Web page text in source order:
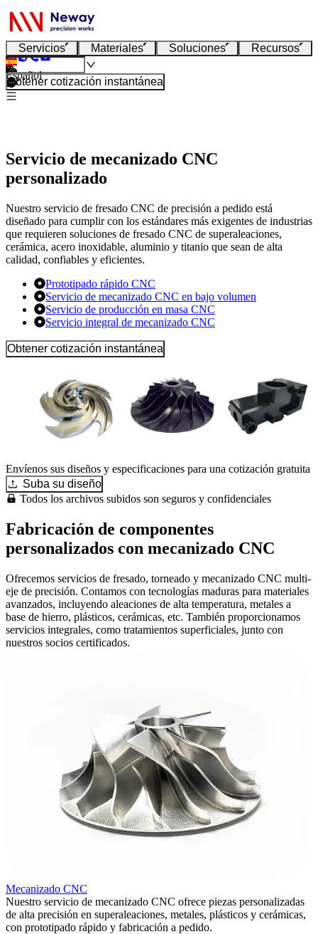
Servicios Materiales Soluciones Recursos
Español
Obtener cotización instantánea
Servicio de mecanizado CNC
personalizado
Nuestro servicio de fresado CNC de precisión a pedido está
diseñado para cumplir con los estándares más exigentes de industrias
que requieren soluciones de fresado CNC de superaleaciones,
cerámica, acero inoxidable, aluminio y titanio que sean de alta
calidad, confiables y eficientes.
Prototipado rápido CNC
Servicio de mecanizado CNC en bajo volumen
Servicio de producción en masa CNC
Servicio integral de mecanizado CNC
Obtener cotización instantánea
Envíenos sus diseños y especificaciones para una cotización gratuita
Suba su diseño
Todos los archivos subidos son seguros y confidenciales
Fabricación de componentes
personalizados con mecanizado CNC
Ofrecemos servicios de fresado, torneado y mecanizado CNC multi-
eje de precisión. Contamos con tecnologías maduras para materiales
avanzados, incluyendo aleaciones de alta temperatura, metales a
base de hierro, plásticos, cerámicas, etc. También proporcionamos
servicios integrales, como tratamientos superficiales, junto con
nuestros socios certificados.
Mecanizado CNC
Nuestro servicio de mecanizado CNC ofrece piezas personalizadas
de alta precisión en superaleaciones, metales, plásticos y cerámicas,
con prototipado rápido y fabricación a pedido.